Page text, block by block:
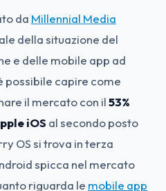
da Millennial Media
della situazione del
e delle mobile app ad
capire come
il mercato con il53%
iOS al secondo posto
OS si trova in terza
spicca nel mercato
riguarda le mobile app